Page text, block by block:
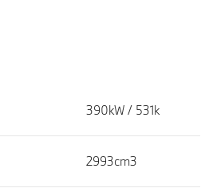
390kW / 531k
2993cm3